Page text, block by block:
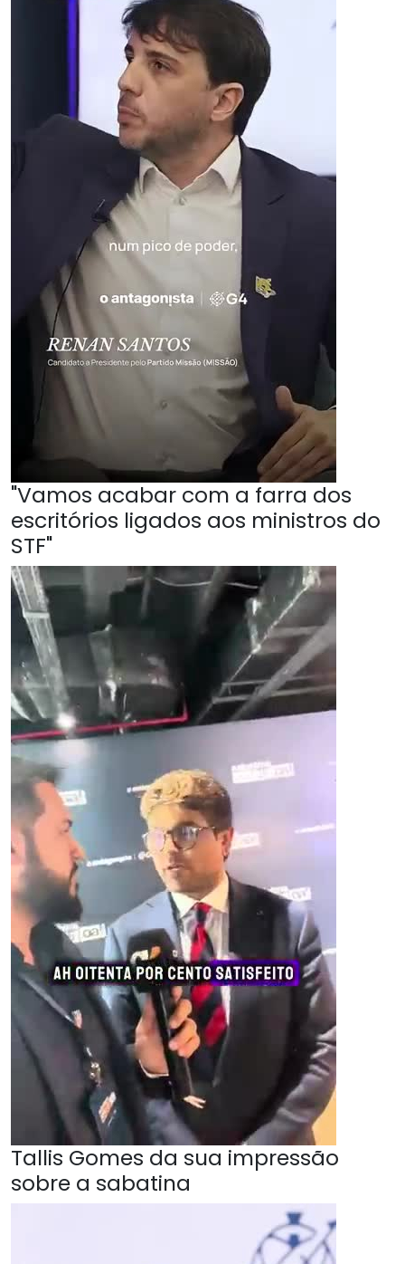
"Vamos acabar com a farra dos
escritórios ligados aos ministros do
STF"
Tallis Gomes da sua impressão
sobre a sabatina